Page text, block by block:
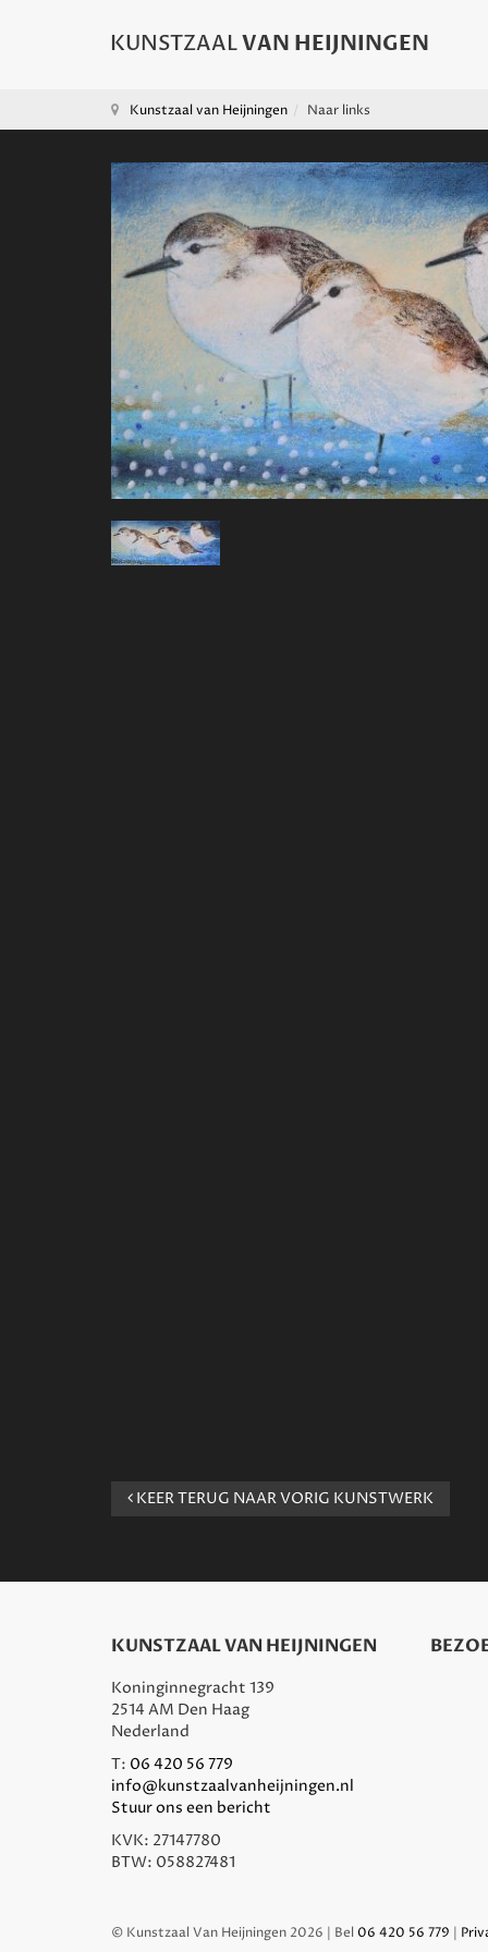
Kunstzaal van Heijningen Naar links
KEER TERUG NAAR VORIG KUNSTWERK
KUNSTZAAL VAN HEIJNINGEN
Koninginnegracht 139
2514 AM Den Haag
Nederland
T: 06 420 56 779
info@kunstzaalvanheijningen.nl
Stuur ons een bericht
KVK: 27147780
BTW: 058827481
© Kunstzaal Van Heijningen 2026 | Bel 06 420 56 779 |